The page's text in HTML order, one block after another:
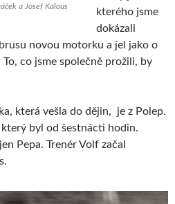
a Josef Kalous
kterého jsme
dokázali
novou motorku a jel jako o
co jsme společně prožili, by
která vešla do dějin, je z Polep.
byl od šestnácti hodin.
Pepa. Trenér Volf začal